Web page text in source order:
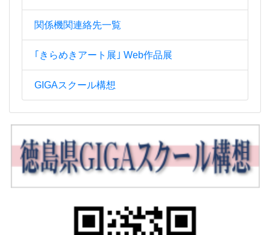
関係機関連絡先一覧
｢きらめきアート展｣ Web作品展
GIGAスクール構想